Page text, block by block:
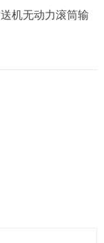
机无动力滚筒输